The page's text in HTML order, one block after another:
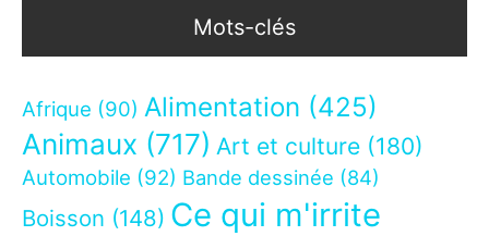
Mots-clés
Afrique (90) Alimentation (425)
Animaux (717) Art et culture (180)
Automobile (92) Bande dessinée (84)
Boisson (148) Ce qui m'irrite